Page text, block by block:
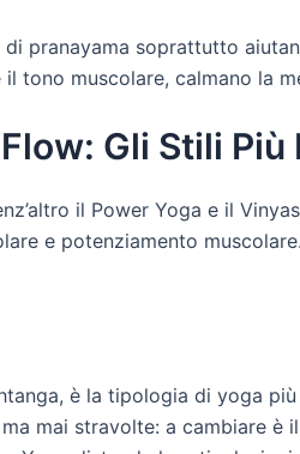
pranayama soprattutto
tono muscolare, calmano la
Gli Stili Più
il Power Yoga e il
e potenziamento
è la tipologia di yoga
mai stravolte: a cambiare